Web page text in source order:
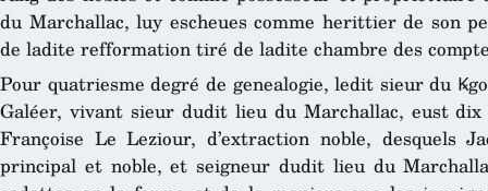
du Marchallac, luy escheues comme herittier de son
de ladite refformation tiré de ladite chambre des
Pour quatriesme degré de genealogie, ledit sieur du
Galéer, vivant sieur dudit lieu du Marchallac, eust dix
Françoise Le Leziour, d’extraction noble, desquels
principal et noble, et seigneur dudit lieu du